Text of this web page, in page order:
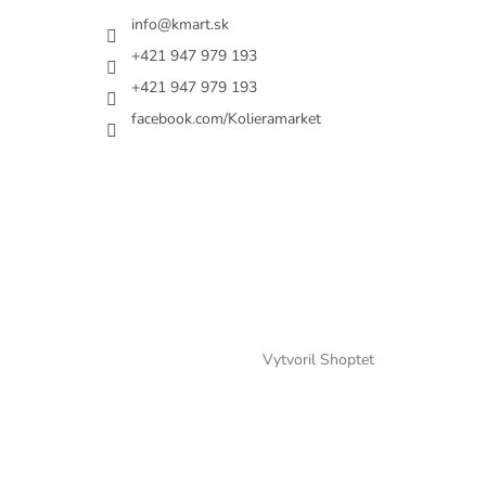
info@kmart.sk
+421 947 979 193
+421 947 979 193
facebook.com/Kolieramarket
Vytvoril Shoptet